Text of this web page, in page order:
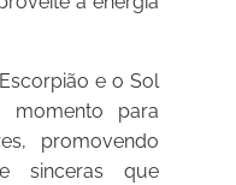
e o Sol
para
promovendo
sinceras que